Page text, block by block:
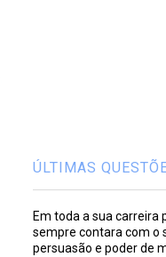
ÚLTIMAS
Em toda a sua carreira
sempre contara com o
persuasão e poder de